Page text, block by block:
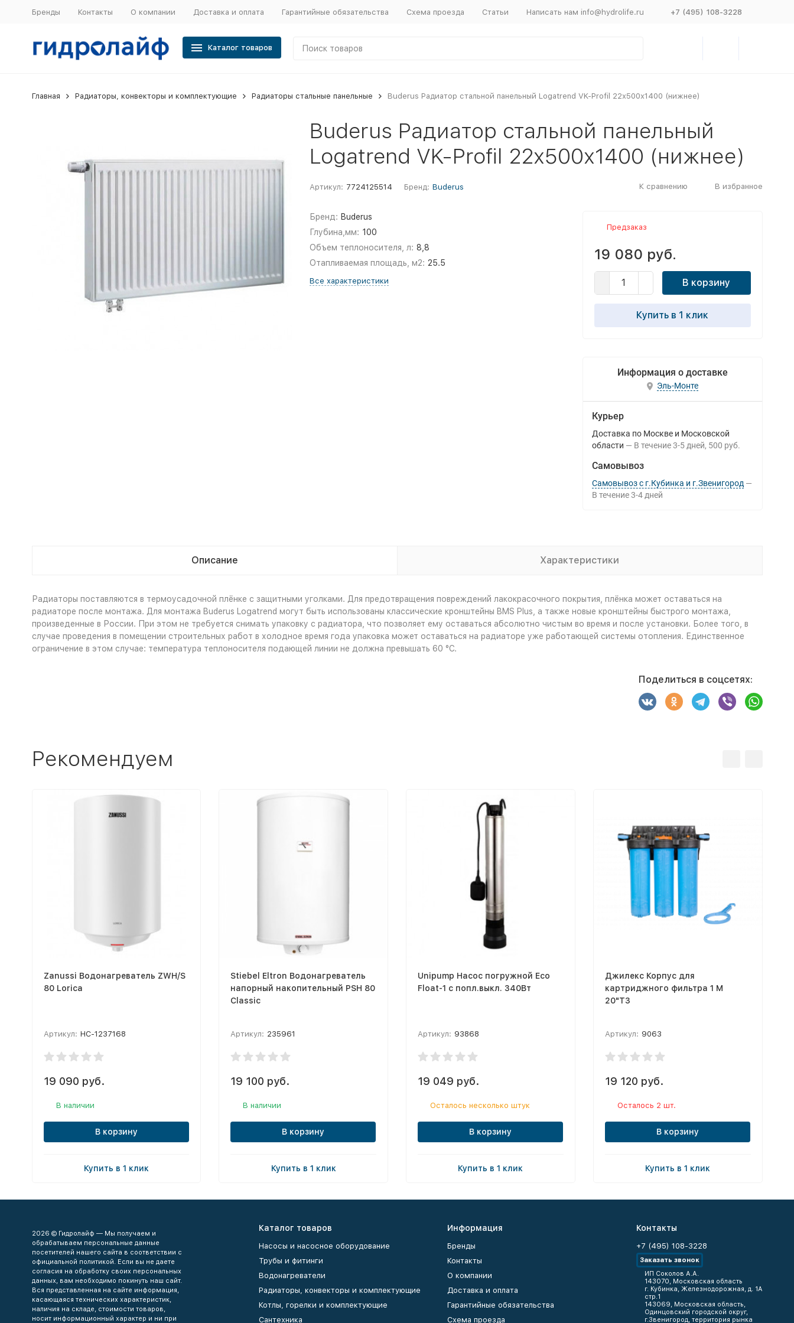
Бренды Контакты О компании Доставка и оплата Гарантийные обязательства Схема проезда Статьи Написать нам info@hydrolife.ru +7 (495) 108-3228
Каталог товаров
Главная Радиаторы, конвекторы и комплектующие Радиаторы стальные панельные Buderus Радиатор стальной панельный Logatrend VK-Profil 22х500х1400 (нижнее)
Buderus Радиатор стальной панельный
Logatrend VK-Profil 22х500х1400 (нижнее)
Артикул: 7724125514 Бренд: Buderus К сравнению В избранное
Бренд: Buderus
Глубина,мм: 100
Объем теплоносителя, л: 8,8
Отапливаемая площадь, м2: 25.5
Все характеристики
Предзаказ
19 080 руб.
В корзину
Купить в 1 клик
Информация о доставке
Эль-Монте
Курьер
Доставка по Москве и Московской
области
В течение 3-5 дней 500 руб.
Самовывоз
Самовывоз с г.Кубинка и г.Звенигород
В течение 3-4 дней
Описание Характеристики
Радиаторы поставляются в термоусадочной плёнке с защитными уголками. Для предотвращения повреждений лакокрасочного покрытия, плёнка может оставаться на
радиаторе после монтажа. Для монтажа Buderus Logatrend могут быть использованы классические кронштейны BMS Plus, а также новые кронштейны быстрого монтажа,
произведенные в России. При этом не требуется снимать упаковку с радиатора, что позволяет ему оставаться абсолютно чистым во время и после установки. Более того, в
случае проведения в помещении строительных работ в холодное время года упаковка может оставаться на радиаторе уже работающей системы отопления. Единственное
ограничение в этом случае: температура теплоносителя подающей линии не должна превышать 60 °С.
Поделиться в соцсетях:
Рекомендуем
Zanussi Водонагреватель ZWH/S
80 Lorica
Артикул: НС-1237168
19 090 руб.
В наличии
В корзину
Купить в 1 клик
Stiebel Eltron Водонагреватель
напорный накопительный PSH 80
Classic
Артикул: 235961
19 100 руб.
В наличии
В корзину
Купить в 1 клик
Unipump Насос погружной Eco
Float-1 с попл.выкл. 340Вт
Артикул: 93868
19 049 руб.
Осталось несколько штук
В корзину
Купить в 1 клик
Джилекс Корпус для
картриджного фильтра 1 М
20"Т3
Артикул: 9063
19 120 руб.
Осталось 2 шт.
В корзину
Купить в 1 клик
2026 © Гидролайф — Мы получаем и
обрабатываем персональные данные
посетителей нашего сайта в соответствии с
официальной политикой. Если вы не даете
согласия на обработку своих персональных
данных, вам необходимо покинуть наш сайт.
Вся представленная на сайте информация,
касающаяся технических характеристик,
наличия на складе, стоимости товаров,
носит информационный характер и ни при
Каталог товаров
Насосы и насосное оборудование
Трубы и фитинги
Водонагреватели
Радиаторы, конвекторы и комплектующие
Котлы, горелки и комплектующие
Сантехника
Информация
Бренды
Контакты
О компании
Доставка и оплата
Гарантийные обязательства
Схема проезда
Контакты
+7 (495) 108-3228
Заказать звонок
ИП Соколов А.А.
143070, Московская область
г. Кубинка, Железнодорожная, д. 1А
стр.1
143069, Московская область,
Одинцовский городской округ,
г.Звенигород, территория рынка